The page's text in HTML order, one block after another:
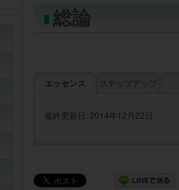
総論
エッセンス ステップアップ
最終更新日: 2014年12月22日